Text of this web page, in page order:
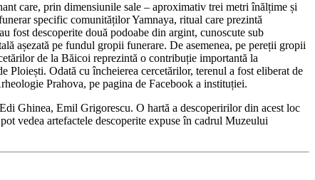
care, prin dimensiunile sale – aproximativ trei metri înălțime și
specific comunităților Yamnaya, ritual care prezintă
fost descoperite două podoabe din argint, cunoscute sub
așezată pe fundul gropii funerare. De asemenea, pe pereții gropii
de la Băicoi reprezintă o contribuție importantă la
Odată cu încheierea cercetărilor, terenul a fost eliberat de
Prahova, pe pagina de Facebook a instituției.
Ghinea, Emil Grigorescu. O hartă a descoperirilor din acest loc
vedea artefactele descoperite expuse în cadrul Muzeului